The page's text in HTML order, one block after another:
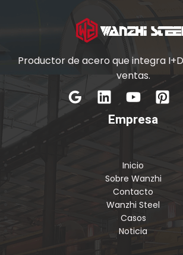
Productor de acero que integra
ventas.
Empresa
Inicio
Sobre Wanzhi
Contacto
Wanzhi Steel
Casos
Noticia